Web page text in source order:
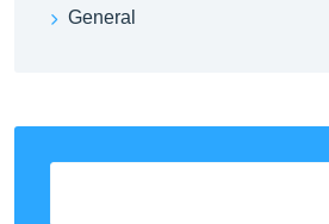
General